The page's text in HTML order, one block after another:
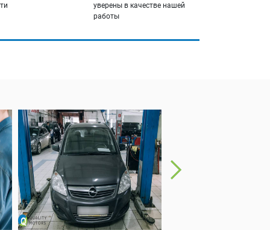
уверены в качестве нашей
работы